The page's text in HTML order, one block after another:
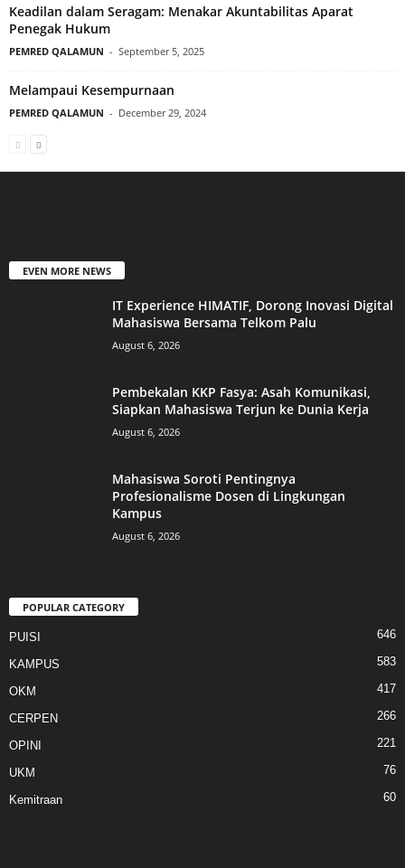
Keadilan dalam Seragam: Menakar Akuntabilitas Aparat
Penegak Hukum
PEMRED QALAMUN - September 5, 2025
Melampaui Kesempurnaan
PEMRED QALAMUN - December 29, 2024
EVEN MORE NEWS
IT Experience HIMATIF, Dorong Inovasi Digital
Mahasiswa Bersama Telkom Palu
August 6, 2026
Pembekalan KKP Fasya: Asah Komunikasi,
Siapkan Mahasiswa Terjun ke Dunia Kerja
August 6, 2026
Mahasiswa Soroti Pentingnya
Profesionalisme Dosen di Lingkungan
Kampus
August 6, 2026
POPULAR CATEGORY
PUISI 646
KAMPUS 583
OKM 417
CERPEN 266
OPINI 221
UKM 76
Kemitraan 60